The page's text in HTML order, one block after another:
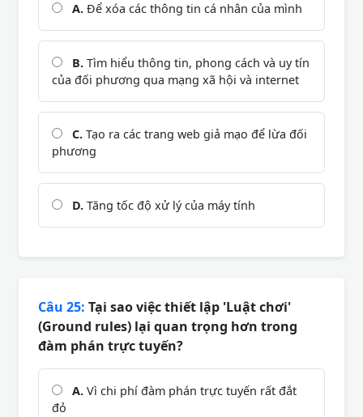
A. Để xóa các thông tin cá nhân của mình
B. Tìm hiểu thông tin, phong cách và uy tín
của đối phương qua mạng xã hội và internet
C. Tạo ra các trang web giả mạo để lừa đối
phương
D. Tăng tốc độ xử lý của máy tính
Câu 25: Tại sao việc thiết lập 'Luật chơi'
(Ground rules) lại quan trọng hơn trong
đàm phán trực tuyến?
A. Vì chi phí đàm phán trực tuyến rất đắt
đỏ